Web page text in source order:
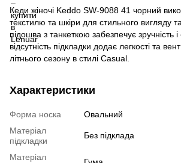
Кеди жіночі Keddo SW-9088 41 чорний
текстилю та шкіри для стильного вигляду
підошва з танкеткою забезпечує зручність і
відсутність підкладки додає легкості та
літнього сезону в стилі Casual.
Характеристики
Форма носка
Овальний
Матеріал
підкладки
Без підклада
Матеріал